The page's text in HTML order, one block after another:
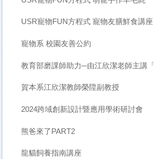
USR寵物FUN方程式 寵物友膳鮮食講座
寵物系 校園友善公約
教育部磨課師助力─由江欣潔老師主講「
賀本系江欣潔教師榮陞副教授
2024跨域創新設計暨應用學術研討會
熊爸來了PART2
龍貓飼養指南講座